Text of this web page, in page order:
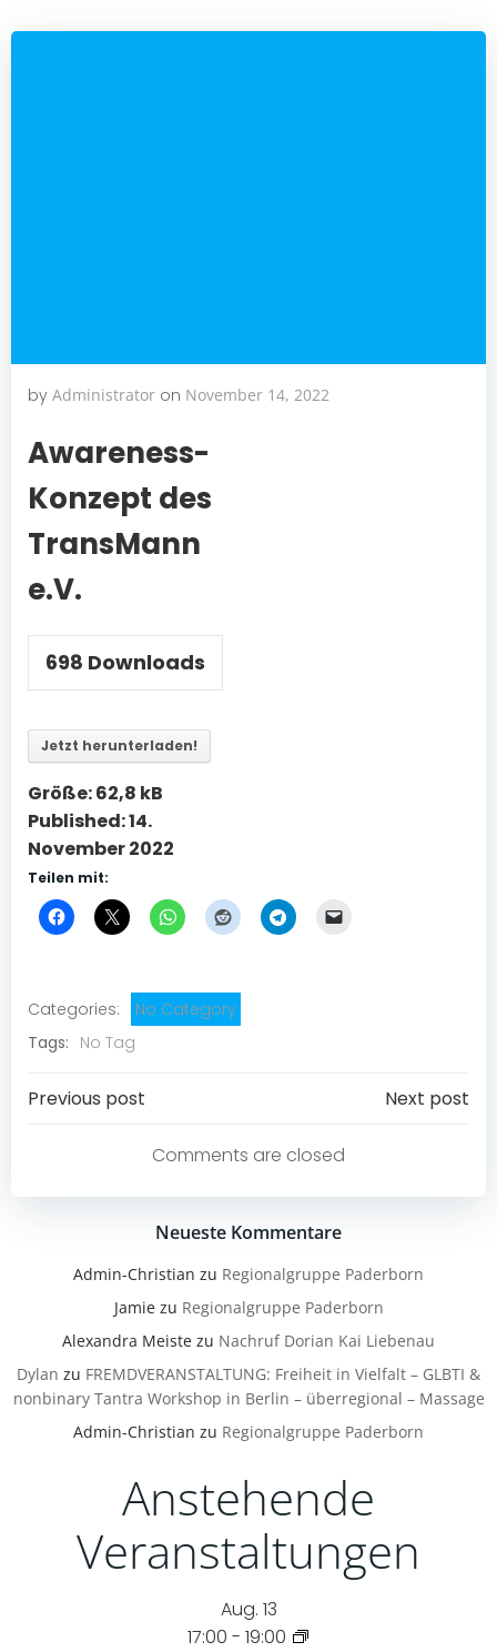
by Administrator on November 14, 2022
Awareness-
Konzept des
TransMann
e.V.
698 Downloads
Jetzt herunterladen!
Größe:62,8 kB
Published:14.
November 2022
Teilen mit:
Categories:
No Category
Tags: No Tag
Post
navigation
Previous post
navigation
Next post
Comments are closed
Neueste Kommentare
Admin-Christian zu Regionalgruppe Paderborn
Jamiezu Regionalgruppe Paderborn
Alexandra Meiste zu Nachruf Dorian Kai Liebenau
Dylan zu FREMDVERANSTALTUNG: Freiheit in Vielfalt – GLBTI &
nonbinary Tantra Workshop in Berlin – überregional – Massage
Admin-Christian zu Regionalgruppe Paderborn
Anstehende
Veranstaltungen
Aug. 13
17:00 - 19:00